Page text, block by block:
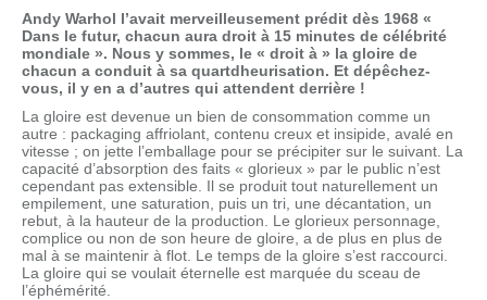
Andy Warhol l’avait merveilleusement prédit dès 1968 «
Dans le futur, chacun aura droit à 15 minutes de célébrité
mondiale ». Nous y sommes, le « droit à » la gloire de
chacun a conduit à sa quartdheurisation. Et dépêchez-
vous, il y en a d’autres qui attendent derrière !
La gloire est devenue un bien de consommation comme un
autre : packaging affriolant, contenu creux et insipide, avalé en
vitesse ; on jette l’emballage pour se précipiter sur le suivant. La
capacité d’absorption des faits « glorieux » par le public n’est
cependant pas extensible. Il se produit tout naturellement un
empilement, une saturation, puis un tri, une décantation, un
rebut, à la hauteur de la production. Le glorieux personnage,
complice ou non de son heure de gloire, a de plus en plus de
mal à se maintenir à flot. Le temps de la gloire s’est raccourci.
La gloire qui se voulait éternelle est marquée du sceau de
l’éphémérité.